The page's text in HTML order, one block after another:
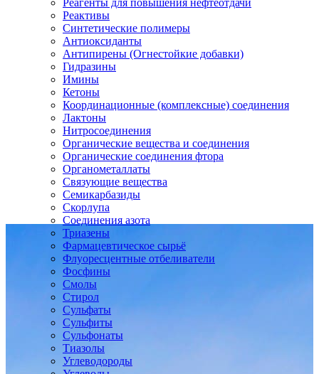
Реагенты для повышения нефтеотдачи
Реактивы
Синтетические полимеры
Антиоксиданты
Антипирены (Огнестойкие добавки)
Гидразины
Имины
Кетоны
Координационные (комплексные) соединения
Лактоны
Нитросоединения
Органические вещества и соединения
Органические соединения фтора
Органометаллаты
Связующие вещества
Семикарбазиды
Скорлупа
Соединения азота
Триазены
Фармацевтическое сырьё
Флуоресцентные отбеливатели
Фосфины
Смолы
Стирол
Сульфаты
Сульфиты
Сульфонаты
Тиазолы
Углеводороды